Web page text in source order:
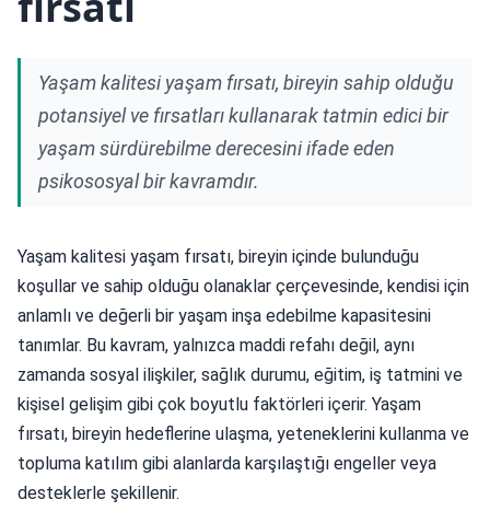
Yaşam kalitesi yaşam fırsatı, bireyin sahip olduğu
potansiyel ve fırsatları kullanarak tatmin edici bir
yaşam sürdürebilme derecesini ifade eden
psikososyal bir kavramdır.
Yaşam kalitesi yaşam fırsatı, bireyin içinde bulunduğu
koşullar ve sahip olduğu olanaklar çerçevesinde, kendisi için
anlamlı ve değerli bir yaşam inşa edebilme kapasitesini
tanımlar. Bu kavram, yalnızca maddi refahı değil, aynı
zamanda sosyal ilişkiler, sağlık durumu, eğitim, iş tatmini ve
kişisel gelişim gibi çok boyutlu faktörleri içerir. Yaşam
fırsatı, bireyin hedeflerine ulaşma, yeteneklerini kullanma ve
topluma katılım gibi alanlarda karşılaştığı engeller veya
desteklerle şekillenir.